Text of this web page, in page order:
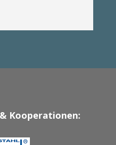
Kooperationen: